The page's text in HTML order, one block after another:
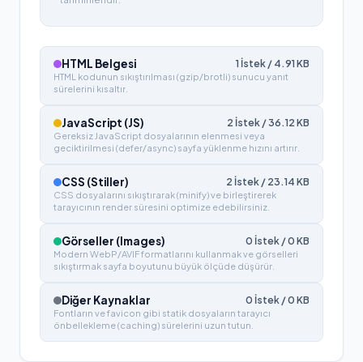
HTML Belgesi 1 İstek / 4.91 KB
HTML kodunun sıkıştırılması (gzip/brotli) sunucu yanıt
sürelerini kısaltır.
JavaScript (JS) 2 İstek /36.12 KB
Gereksiz JavaScript dosyalarının elenmesi veya
geciktirilmesi (defer/async) sayfa yüklenme hızını artırır.
CSS (Stiller) 2 İstek / 23.14 KB
CSS dosyalarını sıkıştırarak (minify) ve birleştirerek
tarayıcının render süresini optimize edebilirsiniz.
Görseller (Images) 0 İstek /0 KB
Modern WebP/AVIF formatlarını kullanmak ve görselleri
sıkıştırmak sayfa boyutunu büyük ölçüde düşürür.
Diğer Kaynaklar 0 İstek /0 KB
Fontların ve favicon gibi statik dosyaların tarayıcı
önbellekleme (caching) sürelerini uzun tutun.